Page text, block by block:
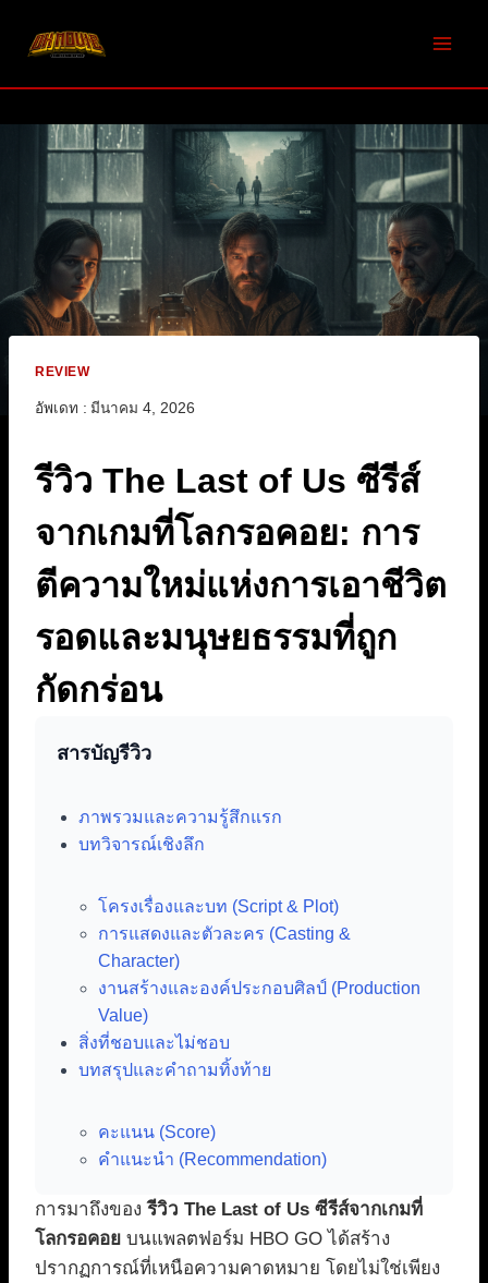
REVIEW
อัพเดท : มีนาคม 4, 2026
รีวิว The Last of Us ซีรีส์
จากเกมที่โลกรอคอย: การ
ตีความใหม่แห่งการเอาชีวิต
รอดและมนุษยธรรมที่ถูก
กัดกร่อน
สารบัญรีวิว
ภาพรวมและความรู้สึกแรก
บทวิจารณ์เชิงลึก
โครงเรื่องและบท (Script & Plot)
การแสดงและตัวละคร (Casting &
Character)
งานสร้างและองค์ประกอบศิลป์ (Production
Value)
สิ่งที่ชอบและไม่ชอบ
บทสรุปและคำถามทิ้งท้าย
คะแนน (Score)
คำแนะนำ (Recommendation)
การมาถึงของรีวิว The Last of Us ซีรีส์จากเกมที่
โลกรอคอย บนแพลตฟอร์ม HBO GO ได้สร้าง
ปรากฏการณ์ที่เหนือความคาดหมาย โดยไม่ใช่เพียง